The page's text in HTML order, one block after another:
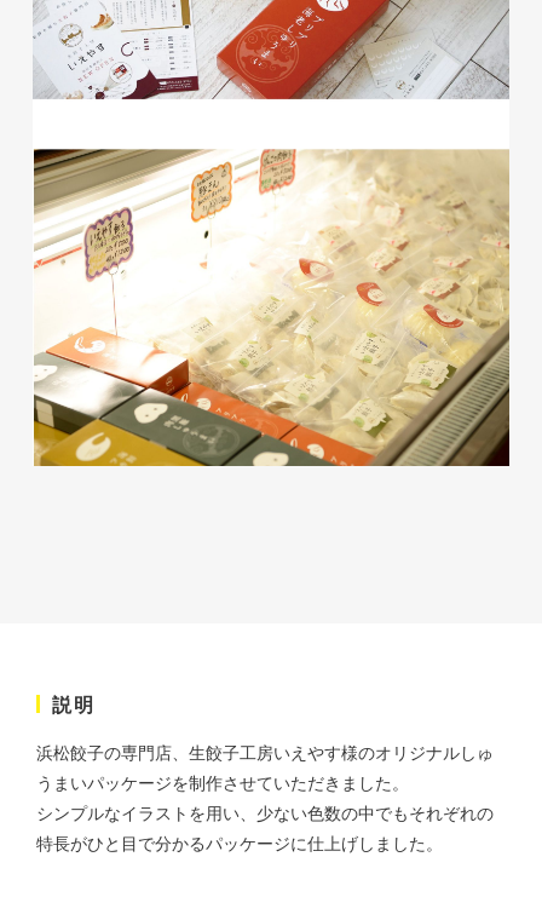
説明
浜松餃子の専門店、生餃子工房いえやす様のオリジナルしゅ
うまいパッケージを制作させていただきました。
シンプルなイラストを用い、少ない色数の中でもそれぞれの
特長がひと目で分かるパッケージに仕上げしました。